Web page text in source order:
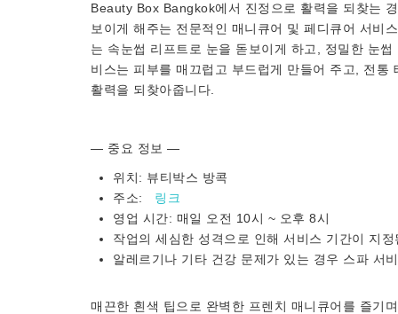
Beauty Box Bangkok에서 진정으로 활력을 되찾는
보이게 해주는 전문적인 매니큐어 및 페디큐어 서비
는 속눈썹 리프트로 눈을 돋보이게 하고, 정밀한 눈
비스는 피부를 매끄럽고 부드럽게 만들어 주고, 전
활력을 되찾아줍니다.
— 중요 정보 —
위치: 뷰티박스 방콕
주소:
링크
영업 시간: 매일 오전 10시 ~ 오후 8시
작업의 세심한 성격으로 인해 서비스 기간이 지
알레르기나 기타 건강 문제가 있는 경우 스파 서
매끈한 흰색 팁으로 완벽한 프렌치 매니큐어를 즐기